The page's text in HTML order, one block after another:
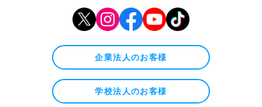
企業法人のお客様
学校法人のお客様